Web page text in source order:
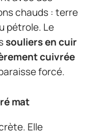
chauds : terre
pétrole. Le
souliers en cuir
cuivrée
forcé.
mat
Elle